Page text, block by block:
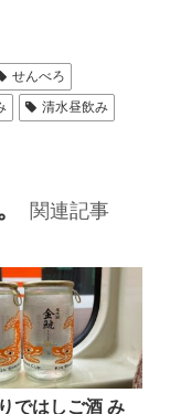
せんべろ
清水昼飲み
関連記事
ではしご酒 み